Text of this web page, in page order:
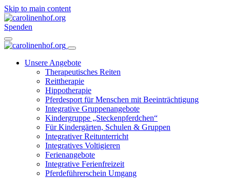
Skip to main content
Spenden
Unsere Angebote
Therapeutisches Reiten
Reittherapie
Hippotherapie
Pferdesport für Menschen mit Beeinträchtigung
Integrative Gruppenangebote
Kindergruppe „Steckenpferdchen“
Für Kindergärten, Schulen & Gruppen
Integrativer Reitunterricht
Integratives Voltigieren
Ferienangebote
Integrative Ferienfreizeit
Pferdeführerschein Umgang